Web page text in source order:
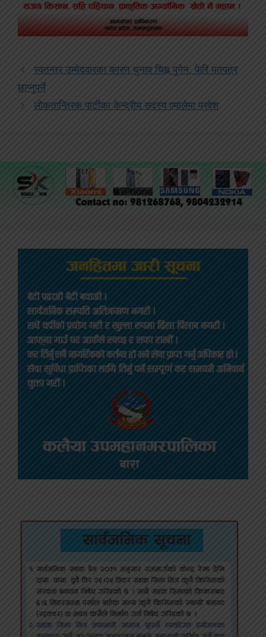
स्वतन्त्र उम्मेदवारका कारण चुनाव चिह्न पुगेन, फेरि मतपत्र
छाप्नुपर्ने
लोकतान्त्रिक पार्टीका केन्द्रीय सदस्य एमालेमा प्रवेश